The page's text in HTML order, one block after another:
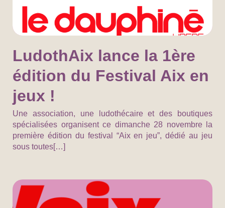
LudothAix lance la 1ère
édition du Festival Aix en
jeux !
Une association, une ludothécaire et des boutiques
spécialisées organisent ce dimanche 28 novembre la
première édition du festival “Aix en jeu”, dédié au jeu
sous toutes[…]